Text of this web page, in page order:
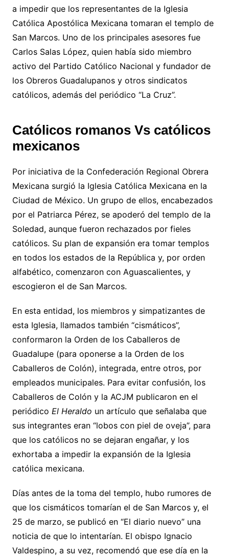
a impedir que los representantes de la Iglesia
Católica Apostólica Mexicana tomaran el templo de
San Marcos. Uno de los principales asesores fue
Carlos Salas López, quien había sido miembro
activo del Partido Católico Nacional y fundador de
los Obreros Guadalupanos y otros sindicatos
católicos, además del periódico “La Cruz”.
Católicos romanos Vs católicos
mexicanos
Por iniciativa de la Confederación Regional Obrera
Mexicana surgió la Iglesia Católica Mexicana en la
Ciudad de México. Un grupo de ellos, encabezados
por el Patriarca Pérez, se apoderó del templo de la
Soledad, aunque fueron rechazados por fieles
católicos. Su plan de expansión era tomar templos
en todos los estados de la República y, por orden
alfabético, comenzaron con Aguascalientes, y
escogieron el de San Marcos.
En esta entidad, los miembros y simpatizantes de
esta Iglesia, llamados también “cismáticos”,
conformaron la Orden de los Caballeros de
Guadalupe (para oponerse a la Orden de los
Caballeros de Colón), integrada, entre otros, por
empleados municipales. Para evitar confusión, los
Caballeros de Colón y la ACJM publicaron en el
periódico El Heraldo un artículo que señalaba que
sus integrantes eran “lobos con piel de oveja”, para
que los católicos no se dejaran engañar, y los
exhortaba a impedir la expansión de la Iglesia
católica mexicana.
Días antes de la toma del templo, hubo rumores de
que los cismáticos tomarían el de San Marcos y, el
25 de marzo, se publicó en “El diario nuevo” una
noticia de que lo intentarían. El obispo Ignacio
Valdespino, a su vez, recomendó que ese día en la